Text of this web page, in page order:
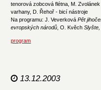
tenorová zobcová flétna, M.
varhany, D. Řehoř - bicí nástroje
Na programu: J. VeverkováPět
evropských národů , O. Kvěch
program
13.12.2003